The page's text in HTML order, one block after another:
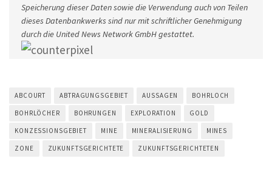
Speicherung dieser Daten sowie die Verwendung auch von Teilen
dieses Datenbankwerks sind nur mit schriftlicher Genehmigung
durch die United News Network GmbH gestattet.
ABCOURT ABTRAGUNGSGEBIET AUSSAGEN BOHRLOCH
BOHRLÖCHER BOHRUNGEN EXPLORATION GOLD
KONZESSIONSGEBIET MINE MINERALISIERUNG MINES
ZONE ZUKUNFTSGERICHTETE ZUKUNFTSGERICHTETEN